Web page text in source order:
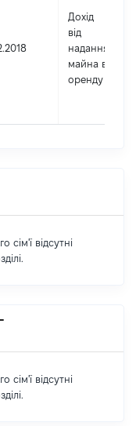
Дохід
від
надання
майна в
оренду
сім'ї відсутні
сім'ї відсутні